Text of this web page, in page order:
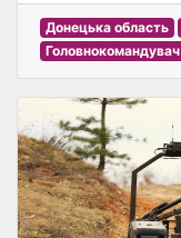
Донецька область
Головнокомандувач